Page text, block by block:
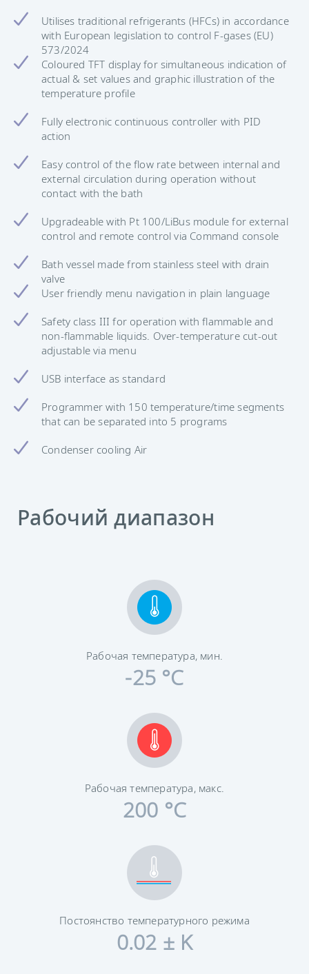
Utilises traditional refrigerants (HFCs) in accordance
with European legislation to control F-gases (EU)
573/2024
Coloured TFT display for simultaneous indication of
actual & set values and graphic illustration of the
temperature profile
Fully electronic continuous controller with PID
action
Easy control of the flow rate between internal and
external circulation during operation without
contact with the bath
Upgradeable with Pt 100/LiBus module for external
control and remote control via Command console
Bath vessel made from stainless steel with drain
valve
User friendly menu navigation in plain language
Safety class III for operation with flammable and
non-flammable liquids. Over-temperature cut-out
adjustable via menu
USB interface as standard
Programmer with 150 temperature/time segments
that can be separated into 5 programs
Condenser cooling Air
Рабочий диапазон
Рабочая температура, мин.
-25 °C
Рабочая температура, макс.
200 °C
Постоянство температурного режима
0.02 ± K